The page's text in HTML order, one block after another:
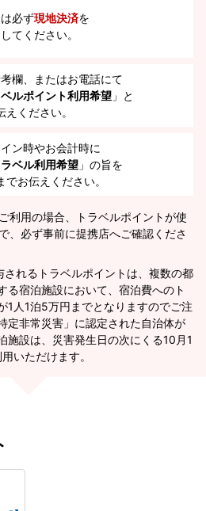
必ず現地決済を
てください。
欄、またはお電話にて
ルポイント利用希望 」と
えください。
ン時やお会計時に
ベル利用希望 」の旨を
でお伝えください。
利用の場合、トラベルポイントが使
、必ず事前に提携店へご確認くださ
れるトラベルポイントは、複数の都
る宿泊施設において、宿泊費へのト
1人1泊5万円までとなりますのでご注
定非常災害」に認定された自治体が
施設は、災害発生日の次にくる10月1
いただけます。